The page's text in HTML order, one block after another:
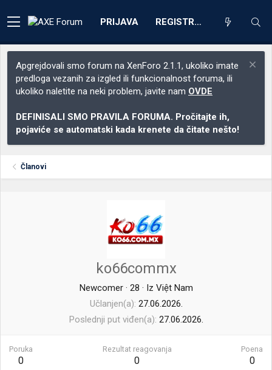
PRIJAVA REGISTRACIJA
Apgrejdovali smo forum na XenForo 2.1.1, ukoliko imate
predloga vezanih za izgled ili funkcionalnost foruma, ili
ukoliko naletite na neki problem, javite nam OVDE
DEFINISALI SMO PRAVILA FORUMA. Pročitajte ih,
pojaviće se automatski kada krenete da čitate nešto!
Članovi
ko66commx
Newcomer · 28 · Iz Việt Nam
Učlanjen(a) 27.06.2026.
Poslednji put viđen(a) 27.06.2026.
Poruka
0
Rezultat reagovanja
0
Poena
0